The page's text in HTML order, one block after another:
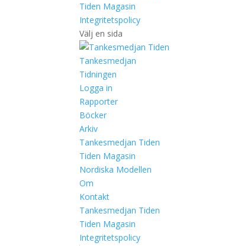
Tiden Magasin
Integritetspolicy
Välj en sida
Tankesmedjan
Tidningen
Logga in
Rapporter
Böcker
Arkiv
Tankesmedjan Tiden
Tiden Magasin
Nordiska Modellen
Om
Kontakt
Tankesmedjan Tiden
Tiden Magasin
Integritetspolicy